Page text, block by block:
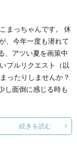
まっちゃんです。 休
、今年一度も潜れて
、アツい夏を画策中
プルリクエスト（以
ったりしませんか？
し面倒に感じる時も
続きを読む